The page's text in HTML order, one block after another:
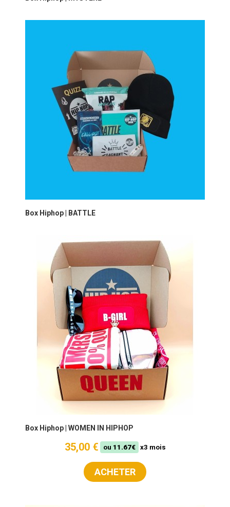
Box Hiphop | BATTLE
Box Hiphop | WOMEN IN HIPHOP
35,00 € ou 11.67€ x3 mois
ACHETER